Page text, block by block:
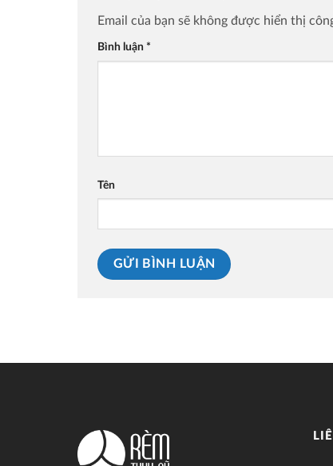
Email của bạn sẽ không được hiển thị
Bình luận *
Tên